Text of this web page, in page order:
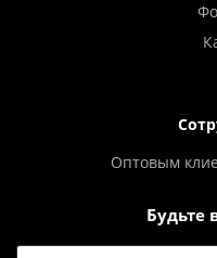
Оптовым
Будьте